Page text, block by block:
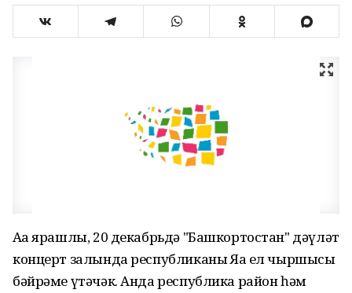
Аңа ярашлы, 20 декабрьдә "Башкортостан" дәүләт
концерт залында республиканың Яңа ел чыршысы
бәйрәме үтәчәк. Анда республика район һәм